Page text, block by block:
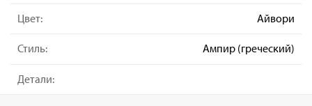
Цвет: Айвори
Стиль: Ампир (греческий)
Детали: